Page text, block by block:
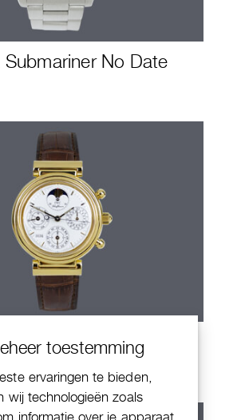
toestemming
ervaringen te bieden,
wij technologieën zoals
informatie over je apparaat
Submariner No Date
IWC Da Vinci